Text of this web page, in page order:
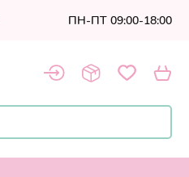
ПН-ПТ 09:00-18:00